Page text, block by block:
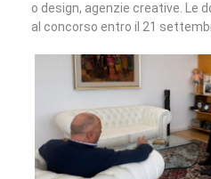
o design, agenzie creative. Le
al concorso entro il 21